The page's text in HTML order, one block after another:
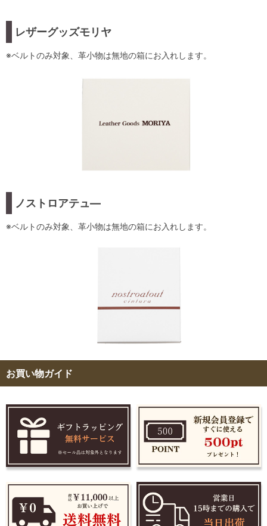
レザーグッズモリヤ
※ベルトのみ対象、革小物は無地の箱にお入れします。
ノストロアテュ―
※ベルトのみ対象、革小物は無地の箱にお入れします。
お買い物ガイド